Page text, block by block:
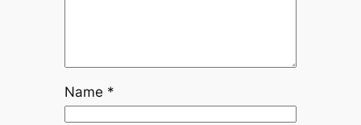
Name *